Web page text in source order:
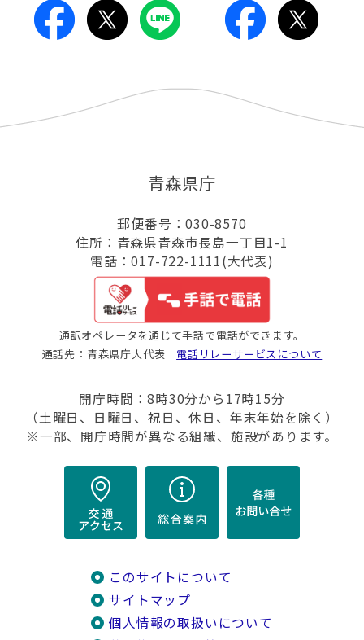
青森県庁
郵便番号：030-8570
住所：青森県青森市長島一丁目1-1
電話：017-722-1111(大代表)
通訳オペレータを通じて手話で電話ができます。
通話先：青森県庁大代表 電話リレーサービスについて
開庁時間：8時30分から17時15分
（土曜日、日曜日、祝日、休日、年末年始を除く）
※一部、開庁時間が異なる組織、施設があります。
このサイトについて
サイトマップ
個人情報の取扱いについて